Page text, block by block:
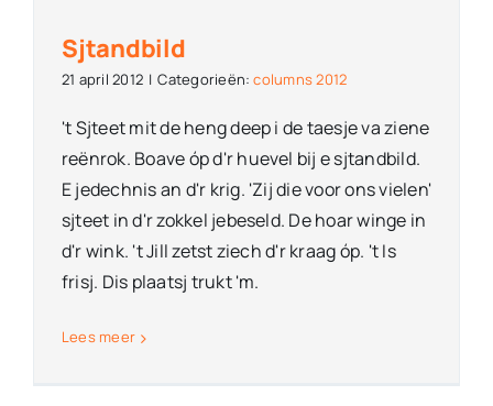
Sjtandbild
21 april 2012 | Categorieën:columns 2012
't Sjteet mit de heng deep i de taesje va ziene
reënrok. Boave óp d'r huevel bij e sjtandbild.
E jedechnis an d'r krig. 'Zij die voor ons vielen'
sjteet in d'r zokkel jebeseld. De hoar winge in
d'r wink. 't Jill zetst ziech d'r kraag óp. 't Is
frisj. Dis plaatsj trukt 'm.
Lees meer